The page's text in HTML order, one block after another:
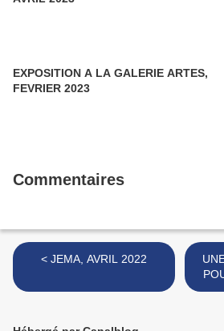
EXPOSITION A LA GALERIE ARTES,
FEVRIER 2023
Commentaires
< JEMA, AVRIL 2022